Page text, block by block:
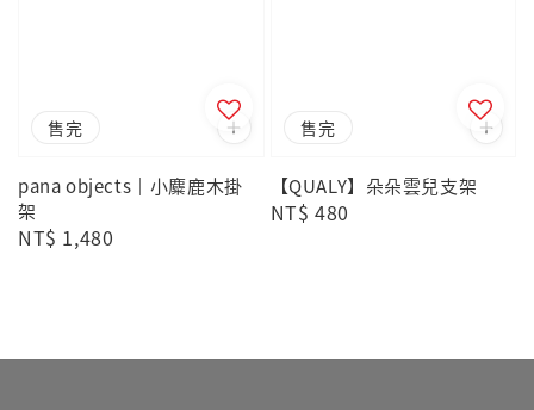
售完
pana objects｜小麋鹿木掛
架
Regular
NT$ 1,480
售完
【QUALY】朵朵雲兒支架
Regular
NT$ 480